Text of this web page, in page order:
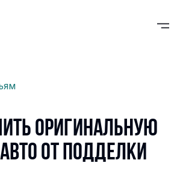
оригинальную
от подделки